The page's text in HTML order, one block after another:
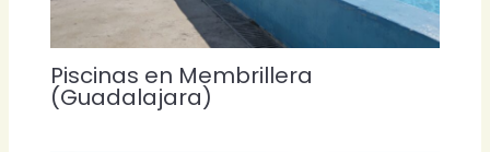
Piscinas en Membrillera
(Guadalajara)